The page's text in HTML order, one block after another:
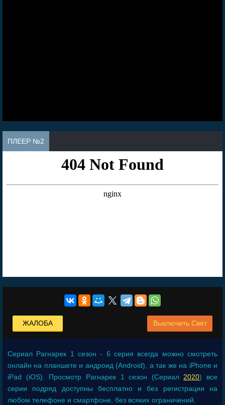
ПЛЕЕР №2
Выключить Свет
ЖАЛОБА
Сериал Рагнарек 1 сезон - 6 серия всегда можно смотреть
онлайн на планшете и андроид (Android), а так же на iPhone и
iPad (iOS). Просмотр Рагнарек 1 сезон (Сериал2020) все
серии подряд доступны бесплатно и без регистрации на
любом телефоне и смартфоне, без всяких ограничений.